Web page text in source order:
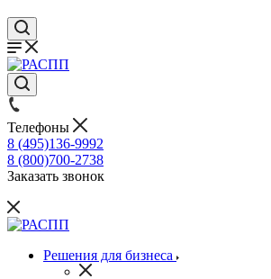
Телефоны
8 (495)136-9992
8 (800)700-2738
Заказать звонок
Решения для бизнеса